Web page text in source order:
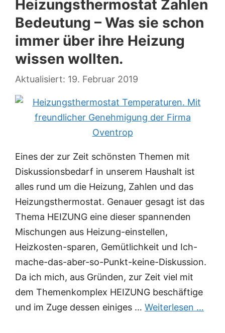
Heizungsthermostat Zahlen
Bedeutung – Was sie schon
immer über ihre Heizung
wissen wollten.
19. Februar 2019
Eines der zur Zeit schönsten Themen mit
Diskussionsbedarf in unserem Haushalt ist
alles rund um die Heizung, Zahlen und das
Heizungsthermostat. Genauer gesagt ist das
Thema HEIZUNG eine dieser spannenden
Mischungen aus Heizung-einstellen,
Heizkosten-sparen, Gemütlichkeit und Ich-
mache-das-aber-so-Punkt-keine-Diskussion.
Da ich mich, aus Gründen, zur Zeit viel mit
dem Themenkomplex HEIZUNG beschäftige
und im Zuge dessen einiges … Weiterlesen …